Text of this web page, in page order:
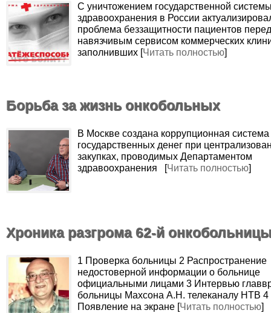
С уничтожением государственной
здравоохранения в России
проблема беззащитности пациентов перед
навязчивым сервисом коммерческих
заполнивших [Читать полностью]
Борьба за жизнь онкобольных
В Москве создана коррупционная
государственных денег при
закупках, проводимых Департаментом
здравоохранения [Читать полностью]
Хроника разгрома 62-й
1 Проверка больницы 2 Распространение
недостоверной информации о больнице
официальными лицами 3 Интервью
больницы Махсона А.Н. телеканалу НТВ 4
Появление на экране [Читать полностью]